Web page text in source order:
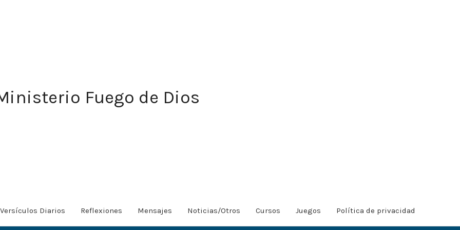
Fuego de Dios
Versículos Diarios Reflexiones Mensajes Noticias/Otros Cursos Juegos Política de privacidad